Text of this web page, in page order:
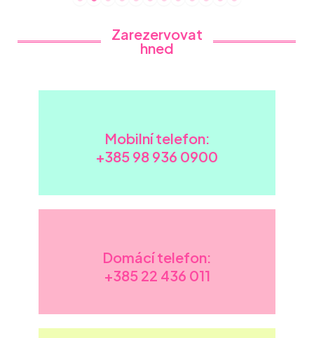
Zarezervovat
hned
Mobilní telefon:
+385 98 936 0900
Domácí telefon:
+385 22 436 011